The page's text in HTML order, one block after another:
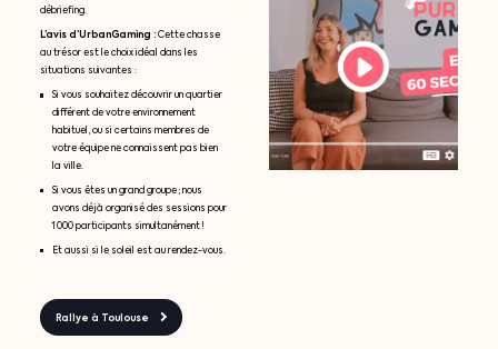
débriefing.
L’avis d’UrbanGaming :Cette chasse
au trésor est le choix idéal dans les
situations suivantes :
Si vous souhaitez découvrir un quartier
différent de votre environnement
habituel, ou si certains membres de
votre équipe ne connaissent pas bien
la ville.
Si vous êtes un grand groupe ; nous
avons déjà organisé des sessions pour
1 000 participants simultanément !
Et aussi si le soleil est au rendez-vous.
Rallye à Toulouse